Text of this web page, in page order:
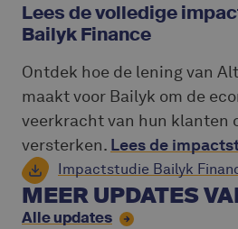
Lees de volledige
Bailyk Finance
Ontdek hoe de lening van
maakt voor Bailyk om de
veerkracht van hun klanten
versterken. Lees de
Impactstudie Bailyk
MEER UPDATES
Alle updates